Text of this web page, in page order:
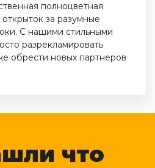
полноцветная
за разумные
С нашими стильными
разрекламировать
обрести новых партнеров
что